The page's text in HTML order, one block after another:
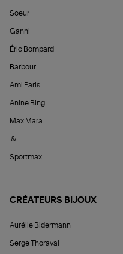
Soeur
Ganni
Éric Bompard
Barbour
Ami Paris
Anine Bing
Max Mara
&
Sportmax
CRÉATEURS BIJOUX
Aurélie Bidermann
Serge Thoraval